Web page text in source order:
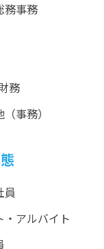
務事務
務
事務）
員
・アルバイト